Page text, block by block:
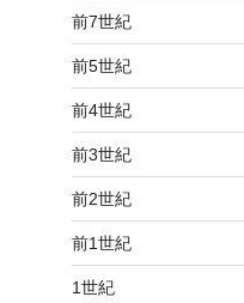
前7世紀
前5世紀
前4世紀
前3世紀
前2世紀
前1世紀
1世紀